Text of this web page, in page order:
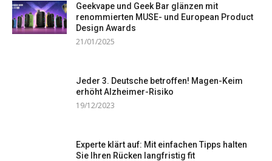
Geekvape und Geek Bar glänzen mit
renommierten MUSE- und European Product
Design Awards
21/01/2025
Jeder 3. Deutsche betroffen! Magen-Keim
erhöht Alzheimer-Risiko
19/12/2023
Experte klärt auf: Mit einfachen Tipps halten
Sie Ihren Rücken langfristig fit